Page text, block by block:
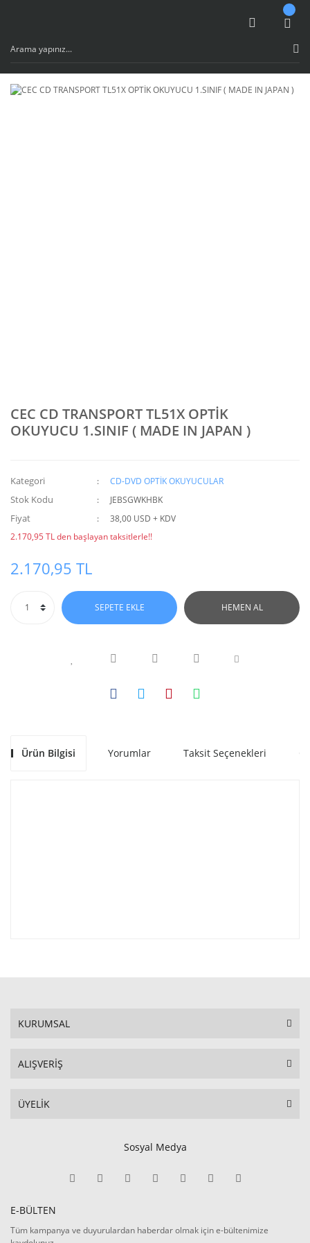
CEC CD TRANSPORT TL51X OPTİK
OKUYUCU 1.SINIF ( MADE IN JAPAN )
Kategori CD-DVD OPTİK OKUYUCULAR
Stok Kodu JEBSGWKHBK
Fiyat
38,00 USD + KDV
2.170,95 TL den başlayan taksitlerle!!
2.170,95 TL
SEPETE EKLE HEMEN AL
Ürün Bilgisi Yorumlar Taksit Seçenekleri
KURUMSAL
ALIŞVERİŞ
ÜYELİK
Sosyal Medya
E-BÜLTEN
Tüm kampanya ve duyurulardan haberdar olmak için e-bültenimize